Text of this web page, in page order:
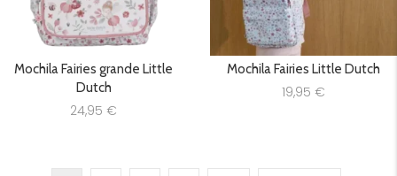
Mochila Fairies grande Little
Dutch
24,95 €
Mochila Fairies Little Dutch
19,95 €